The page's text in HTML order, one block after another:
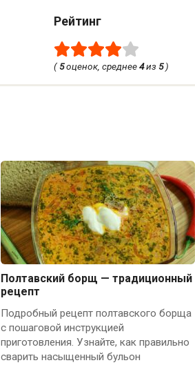
Рейтинг
(5оценок, среднее4из 5)
Полтавский борщ — традиционный
рецепт
Подробный рецепт полтавского борща
с пошаговой инструкцией
приготовления. Узнайте, как правильно
сварить насыщенный бульон